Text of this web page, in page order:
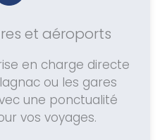
et aéroports
en charge directe
ou les gares
une ponctualité
vos voyages.